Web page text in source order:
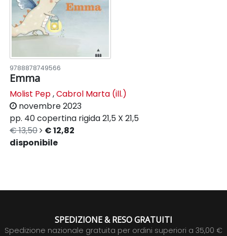
9788878749566
Emma
Molist Pep,Cabrol Marta (ill.)
novembre 2023
pp. 40copertina rigida21,5 X 21,5
€ 13,50
€ 12,82
disponibile
SPEDIZIONE & RESO GRATUITI
Spedizione nazionale gratuita per ordini superiori a 35,00 €